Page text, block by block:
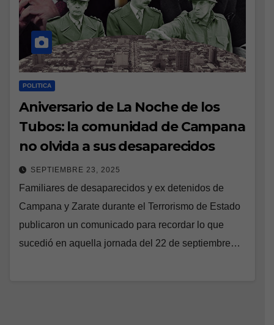
POLITICA
Aniversario de La Noche de los
Tubos: la comunidad de Campana
no olvida a sus desaparecidos
SEPTIEMBRE 23, 2025
Familiares de desaparecidos y ex detenidos de
Campana y Zarate durante el Terrorismo de Estado
publicaron un comunicado para recordar lo que
sucedió en aquella jornada del 22 de septiembre…